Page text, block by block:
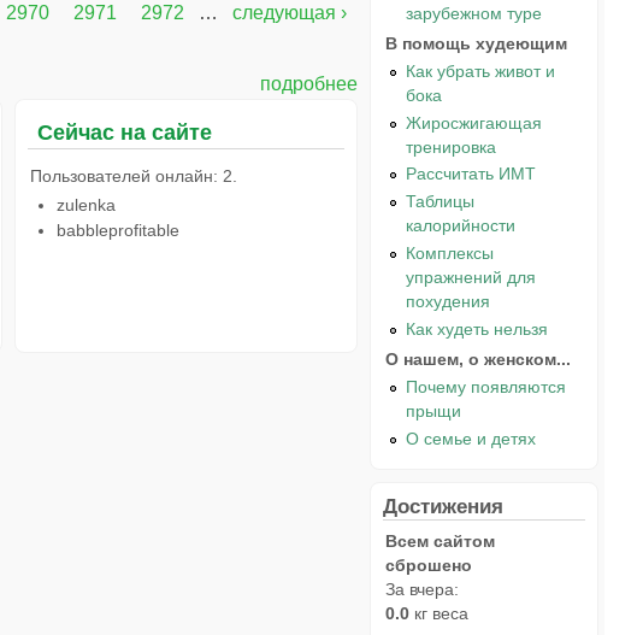
2970 2971 2972 …
следующая ›
подробнее
Сейчас на сайте
Пользователей онлайн: 2.
zulenka
babbleprofitable
зарубежном туре
В помощь худеющим
Как убрать живот и
бока
Жиросжигающая
тренировка
Рассчитать ИМТ
Таблицы
калорийности
Комплексы
упражнений для
похудения
Как худеть нельзя
О нашем, о женском...
Почему появляются
прыщи
О семье и детях
Достижения
Всем сайтом
сброшено
За вчера:
0.0 кг веса